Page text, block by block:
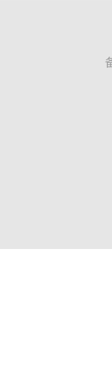
日增加
N汇通